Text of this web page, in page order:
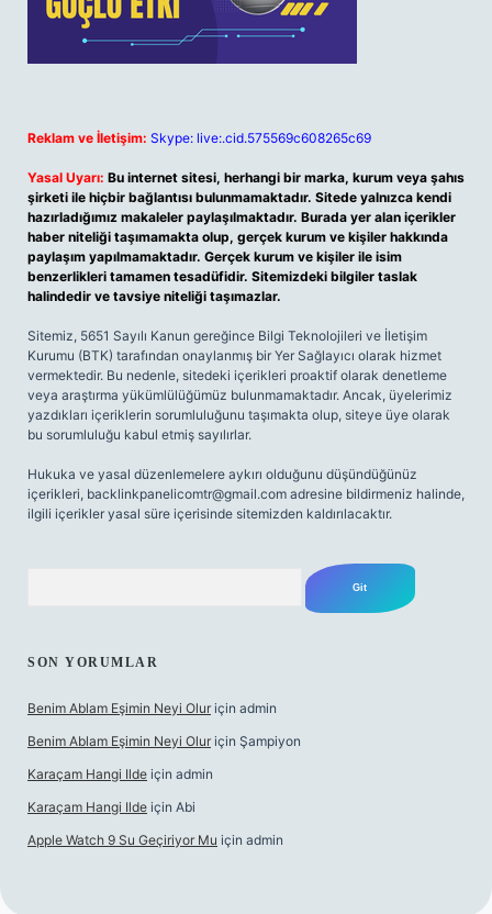
Reklam ve İletişim: Skype: live:.cid.575569c608265c69
Yasal Uyarı: Bu internet sitesi, herhangi bir marka, kurum veya şahıs
şirketi ile hiçbir bağlantısı bulunmamaktadır. Sitede yalnızca kendi
hazırladığımız makaleler paylaşılmaktadır. Burada yer alan içerikler
haber niteliği taşımamakta olup, gerçek kurum ve kişiler hakkında
paylaşım yapılmamaktadır. Gerçek kurum ve kişiler ile isim
benzerlikleri tamamen tesadüfidir. Sitemizdeki bilgiler taslak
halindedir ve tavsiye niteliği taşımazlar.
Sitemiz, 5651 Sayılı Kanun gereğince Bilgi Teknolojileri ve İletişim
Kurumu (BTK) tarafından onaylanmış bir Yer Sağlayıcı olarak hizmet
vermektedir. Bu nedenle, sitedeki içerikleri proaktif olarak denetleme
veya araştırma yükümlülüğümüz bulunmamaktadır. Ancak, üyelerimiz
yazdıkları içeriklerin sorumluluğunu taşımakta olup, siteye üye olarak
bu sorumluluğu kabul etmiş sayılırlar.
Hukuka ve yasal düzenlemelere aykırı olduğunu düşündüğünüz
içerikleri, backlinkpanelicomtr@gmail.com adresine bildirmeniz halinde,
ilgili içerikler yasal süre içerisinde sitemizden kaldırılacaktır.
SON YORUMLAR
Benim Ablam Eşimin Neyi Olur için admin
Benim Ablam Eşimin Neyi Olur için Şampiyon
Karaçam Hangi Ilde için admin
Karaçam Hangi Ilde için Abi
Apple Watch 9 Su Geçiriyor Mu için admin